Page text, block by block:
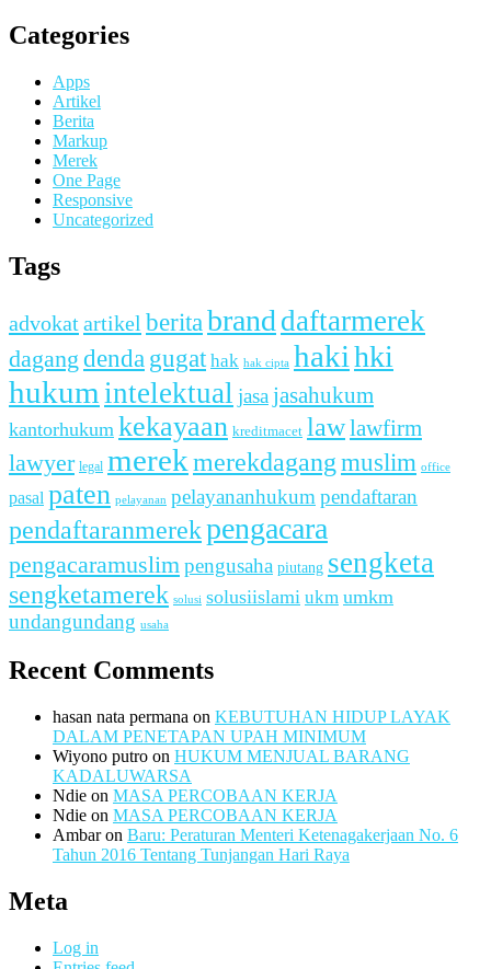
Categories
Apps
Artikel
Berita
Markup
Merek
One Page
Responsive
Uncategorized
Tags
advokat artikel beritabrand daftarmerek
dagang denda gugat hak hak cipta hakihki
hukum intelektual jasa jasahukum
kantorhukum kekayaan kreditmacet lawlawfirm
lawyer legal merekmerekdagang muslim office
pasal paten pelayanan pelayananhukum pendaftaran
pendaftaranmerekpengacara
pengacaramuslim pengusaha piutang sengketa
sengketamerek solusi solusiislami ukm umkm
undangundang usaha
Recent Comments
hasan nata permana on KEBUTUHAN HIDUP LAYAK
DALAM PENETAPAN UPAH MINIMUM
Wiyono putro on HUKUM MENJUAL BARANG
KADALUWARSA
Ndie on MASA PERCOBAAN KERJA
Ndie on MASA PERCOBAAN KERJA
Ambaron Baru: Peraturan Menteri Ketenagakerjaan No. 6
Tahun 2016 Tentang Tunjangan Hari Raya
Meta
Log in